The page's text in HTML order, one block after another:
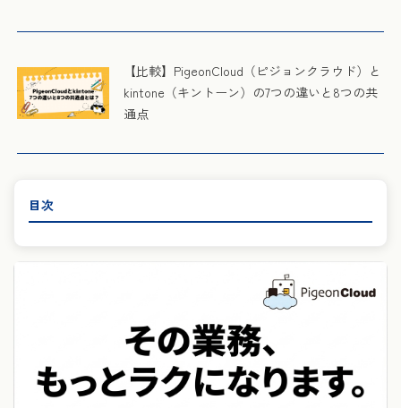
【比較】PigeonCloud（ピジョンクラウド）と
kintone（キントーン）の7つの違いと8つの共
通点
目次